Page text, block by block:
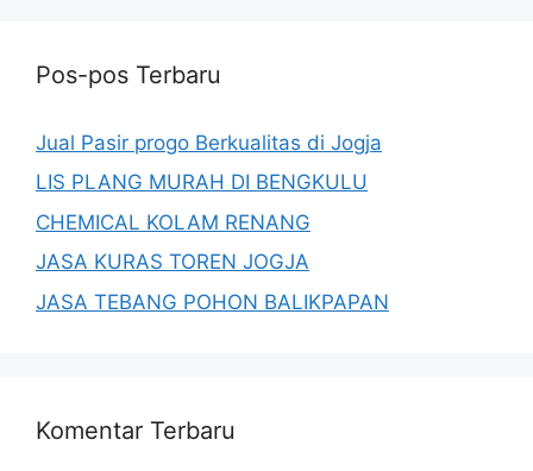
Pos-pos Terbaru
Jual Pasir progo Berkualitas di Jogja
LIS PLANG MURAH DI BENGKULU
CHEMICAL KOLAM RENANG
JASA KURAS TOREN JOGJA
JASA TEBANG POHON BALIKPAPAN
Komentar Terbaru